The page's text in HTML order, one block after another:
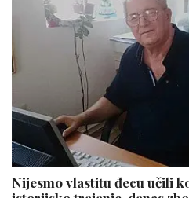
Nijesmo vlastitu đecu učili